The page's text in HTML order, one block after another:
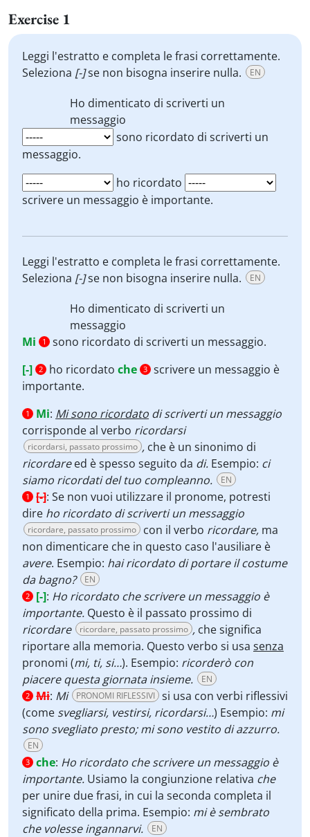
Exercise 1
Leggi l'estratto e completa le frasi correttamente.
Seleziona [-]se non bisogna inserire nulla. EN
Ho dimenticato di scriverti un
messaggio
sono ricordato di scriverti un
messaggio.
ho ricordato
scrivere un messaggio è importante.
Leggi l'estratto e completa le frasi correttamente.
Seleziona [-]se non bisogna inserire nulla. EN
Ho dimenticato di scriverti un
messaggio
Mi
1
sono ricordato di scriverti un messaggio.
[-] 2 ho ricordato che 3 scrivere un messaggio è
importante.
1 Mi: Mi sono ricordato di scriverti un messaggio
corrisponde al verbo ricordarsi
ricordarsi, passato prossimo , che è un sinonimo di
ricordareed è spesso seguito da di. Esempio: ci
siamo ricordati del tuo compleanno.
EN
1 [-]: Se non vuoi utilizzare il pronome, potresti
dire ho ricordato di scriverti un messaggio
ricordare, passato prossimo con il verbo ricordare, ma
non dimenticare che in questo caso l'ausiliare è
avere. Esempio: hai ricordato di portare il costume
da bagno?
EN
2 [-]: Ho ricordato che scrivere un messaggio è
importante. Questo è il passato prossimo di
ricordare
ricordare, passato prossimo , che significa
riportare alla memoria. Questo verbo si usa senza
pronomi (mi, ti, si…). Esempio: ricorderò con
piacere questa giornata insieme.
EN
2 Mi: Mi PRONOMI RIFLESSIVI
si usa con verbi riflessivi
(come svegliarsi, vestirsi, ricordarsi…) Esempio: mi
sono svegliato presto; mi sono vestito di azzurro.
EN
3 che: Ho ricordato che scrivere un messaggio è
importante. Usiamo la congiunzione relativa che
per unire due frasi, in cui la seconda completa il
significato della prima. Esempio: mi è sembrato
che volesse ingannarvi.
EN